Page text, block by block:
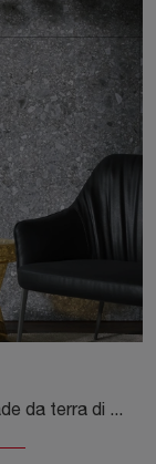
Clicca e ottieni informazioni sulle lampade da terra di Tonin Casa: il modello Iperbolle da terra in metallo ti attende!